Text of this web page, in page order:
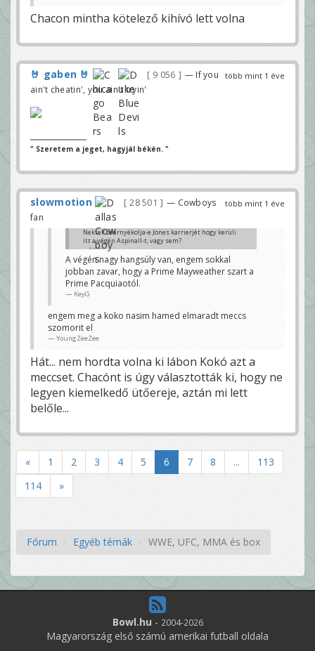
Chacon mintha kötelező kihívó lett volna
több mint 1 éve
🤘 gaben 🤘 9 056
— If you
ain't cheatin', you ain't tryin'
" Szeretem a jeget, hagyjál békén. "
több mint 1 éve
slowmotion 28 501
— Cowboys
fan
Nektek beárnyékolja-e Jones karrierjét hogy kerüli
itt a végén Aspinall-t, vagy sem?
Eazzy
A végén nagy hangsúly van, engem sokkal
jobban zavar, hogy a Prime Mayweather szart a
Prime Pacquiaotól.
KeyG
engem meg a koko nasim hamed elmaradt meccs
szomorit el
YoungZeeZee
Hát... nem hordta volna ki lábon Kokó azt a
meccset. Chacónt is úgy választották ki, hogy ne
legyen kiemelkedő ütőereje, aztán mi lett
belőle...
« 1 2 3 4 5 6 7 8 ...
113
114
»
Fórum Egyéb témák WWE, UFC, MMA és box
Bowl.hu - 2004-2026
Magyarország első számú amerikai futball oldala